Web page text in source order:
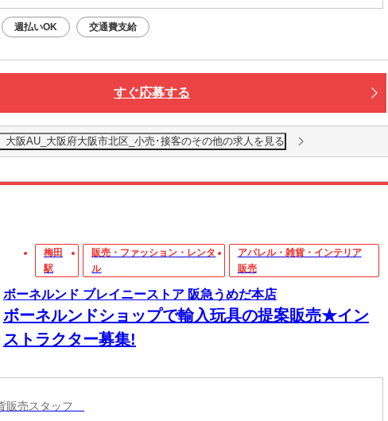
梅田駅から徒歩3分
週払いOK 交通費支給
すぐ応募する
阪AU_大阪府大阪市北区_小売･接客のその他の求人を見る
梅田
駅
販売・ファッション・レンタ
ル
アパレル・雑貨・インテリア
販売
ボーネルンド ブレイニーストア 阪急うめだ本店
ボーネルンドショップで輸入玩具の提案販売★イン
ストラクター募集!
販売スタッフ